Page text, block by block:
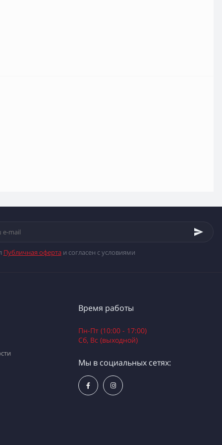
Публичная офертаи согласен с условиями
Время работы
Пн-Пт (10:00 - 17:00)
Сб, Вс (выходной)
Мы в социальных сетях: